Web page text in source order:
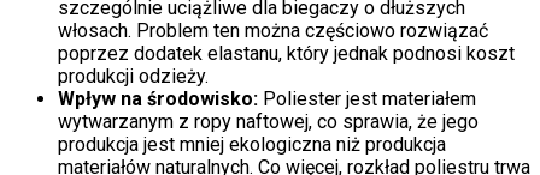
szczególnie uciążliwe dla biegaczy o dłuższych
włosach. Problem ten można częściowo rozwiązać
poprzez dodatek elastanu, który jednak podnosi koszt
produkcji odzieży.
Wpływ na środowisko: Poliester jest materiałem
wytwarzanym z ropy naftowej, co sprawia, że jego
produkcja jest mniej ekologiczna niż produkcja
materiałów naturalnych. Co więcej, rozkład poliestru trwa